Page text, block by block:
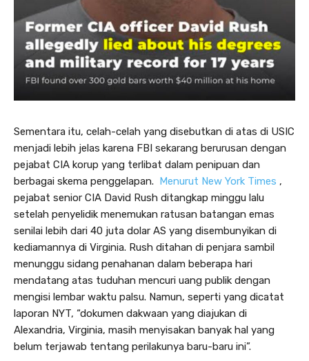
Sementara itu, celah-celah yang disebutkan di atas di USIC
menjadi lebih jelas karena FBI sekarang berurusan dengan
pejabat CIA korup yang terlibat dalam penipuan dan
berbagai skema penggelapan. Menurut New York Times ,
pejabat senior CIA David Rush ditangkap minggu lalu
setelah penyelidik menemukan ratusan batangan emas
senilai lebih dari 40 juta dolar AS yang disembunyikan di
kediamannya di Virginia. Rush ditahan di penjara sambil
menunggu sidang penahanan dalam beberapa hari
mendatang atas tuduhan mencuri uang publik dengan
mengisi lembar waktu palsu. Namun, seperti yang dicatat
laporan NYT, “dokumen dakwaan yang diajukan di
Alexandria, Virginia, masih menyisakan banyak hal yang
belum terjawab tentang perilakunya baru-baru ini”.